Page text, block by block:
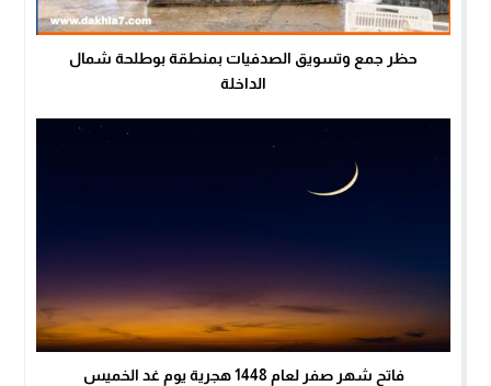
حظر جمع وتسويق الصدفيات بمنطقة بوطلحة شمال
الداخلة
فاتح شهر صفر لعام 1448 هجرية يوم غد الخميس